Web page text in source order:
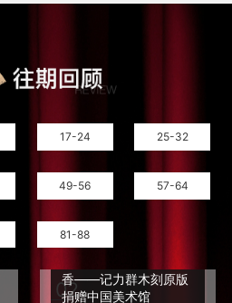
17-24 25-32
49-56 57-64
81-88
02
香——记力群木刻原版
捐赠中国美术馆